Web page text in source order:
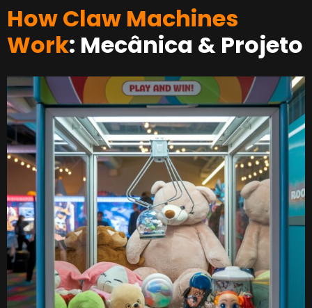
How Claw Machines
Work: Mecânica & Projeto